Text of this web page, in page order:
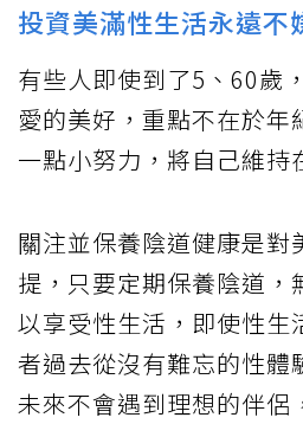
投資美滿性生活永遠不
有些人即使到了5、60歲
愛的美好，重點不在於年
一點小努力，將自己維持
關注並保養陰道健康是對
提，只要定期保養陰道，
以享受性生活，即使性生
者過去從沒有難忘的性體
未來不會遇到理想的伴侶